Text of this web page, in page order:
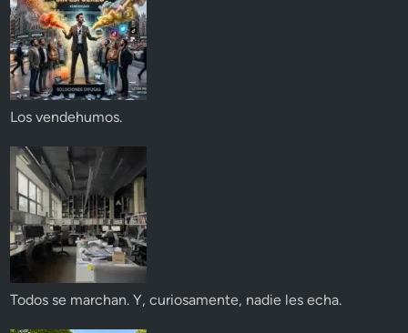
Los vendehumos.
Todos se marchan. Y, curiosamente, nadie les echa.